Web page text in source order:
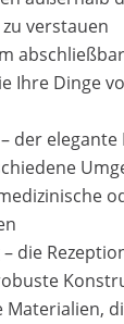
verstauen
Ihre Dinge
der
die
Materialien,